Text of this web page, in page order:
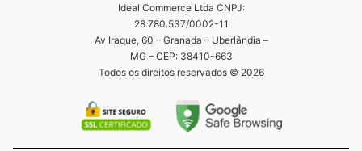
Ideal Commerce Ltda CNPJ:
28.780.537/0002-11
Av Iraque, 60 – Granada – Uberlândia –
MG – CEP: 38410-663
Todos os direitos reservados © 2026